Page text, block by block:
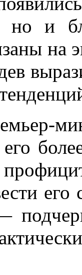
но и
на